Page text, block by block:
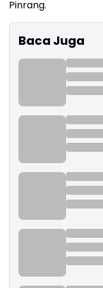
Pinrang.
Baca Juga